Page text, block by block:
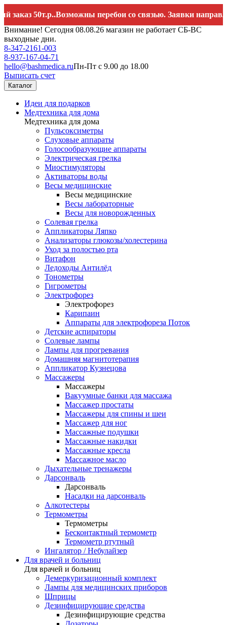
перебои со связью. Заявки направляйте
Внимание! Сегодня 08.08.26 магазин не работает СБ-ВС
выходные дни.
8-347-2161-003
8-937-167-04-71
hello@bashmedica.ruПн-Пт с 9.00 до 18.00
Выписать счет
Каталог
Идеи для подарков
Медтехника для дома
Медтехника для дома
Пульсоксиметры
Слуховые аппараты
Голосообразующие аппараты
Электрическая грелка
Миостимуляторы
Активаторы воды
Весы медицинские
Весы медицинские
Весы лабораторные
Весы для новорожденных
Солевая грелка
Аппликаторы Ляпко
Анализаторы глюкозы/холестерина
Уход за полостью рта
Витафон
Ледоходы Антилёд
Тонометры
Гигрометры
Электрофорез
Электрофорез
Карипаин
Аппараты для электрофореза Поток
Детские аспираторы
Солевые лампы
Лампы для прогревания
Домашняя магнитотерапия
Аппликатор Кузнецова
Массажеры
Массажеры
Вакуумные банки для массажа
Массажер простаты
Массажеры для спины и шеи
Массажер для ног
Массажные подушки
Массажные накидки
Массажные кресла
Массажное масло
Дыхательные тренажеры
Дарсонваль
Дарсонваль
Насадки на дарсонваль
Алкотестеры
Термометры
Термометры
Бесконтактный термометр
Термометр ртутный
Ингалятор / Небулайзер
Для врачей и больниц
Для врачей и больниц
Демеркуризационный комплект
Лампы для медицинских приборов
Шприцы
Дезинфицирующие средства
Дезинфицирующие средства